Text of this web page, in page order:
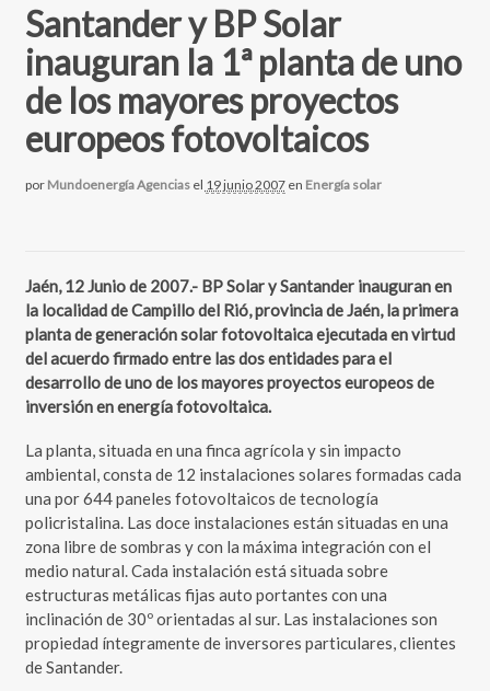
Santander y BP Solar
inauguran la 1ª planta de uno
de los mayores proyectos
europeos fotovoltaicos
por Mundoenergía Agencias el 19 junio 2007 en Energía solar
Jaén, 12 Junio de 2007.- BP Solar y Santander inauguran en
la localidad de Campillo del Rió, provincia de Jaén, la primera
planta de generación solar fotovoltaica ejecutada en virtud
del acuerdo firmado entre las dos entidades para el
desarrollo de uno de los mayores proyectos europeos de
inversión en energía fotovoltaica.
La planta, situada en una finca agrícola y sin impacto
ambiental, consta de 12 instalaciones solares formadas cada
una por 644 paneles fotovoltaicos de tecnología
policristalina. Las doce instalaciones están situadas en una
zona libre de sombras y con la máxima integración con el
medio natural. Cada instalación está situada sobre
estructuras metálicas fijas auto portantes con una
inclinación de 30º orientadas al sur. Las instalaciones son
propiedad íntegramente de inversores particulares, clientes
de Santander.